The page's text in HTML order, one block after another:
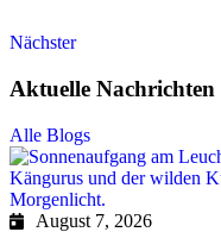
Nächster
Aktuelle Nachrichten
Alle Blogs
August 7, 2026